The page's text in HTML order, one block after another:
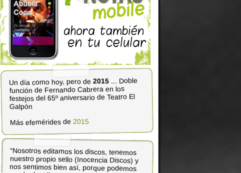
Un día como hoy, pero de2015 ... Doble
función de Fernando Cabrera en los
festejos del 65º aniversario de Teatro El
Galpón
Más efemérides de 2015
"Nosotros editamos los discos, tenemos
nuestro propio sello (Inocencia Discos) y
nos sentimos bien así, porque podemos
vender los discos baratos, las entradas a
los recitales son baratas... No tenemos un
tipo que nos presione y nos diga cómo